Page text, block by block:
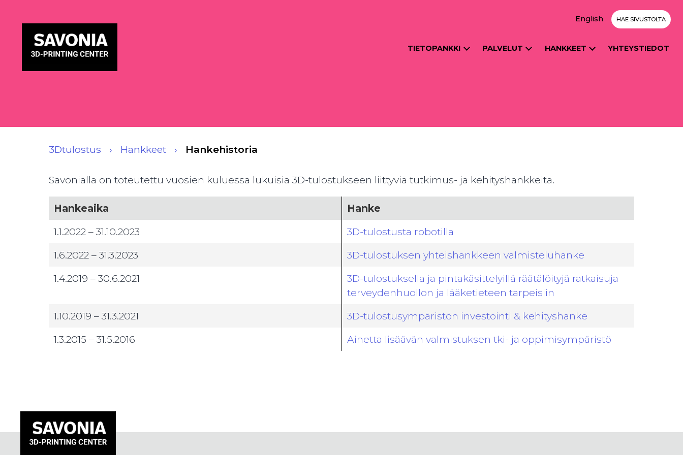
English HAE SIVUSTOLTA
TIETOPANKKI PALVELUT HANKKEET YHTEYSTIEDOT
3Dtulostus Hankkeet Hankehistoria
Savonialla on toteutettu vuosien kuluessa lukuisia 3D-tulostukseen liittyviä tutkimus- ja kehityshankkeita.
Hankeaika
Hanke
1.1.2022 – 31.10.2023
3D-tulostusta robotilla
1.6.2022 – 31.3.2023
3D-tulostuksen yhteishankkeen valmisteluhanke
1.4.2019 – 30.6.2021
3D-tulostuksella ja pintakäsittelyillä räätälöityjä ratkaisuja
terveydenhuollon ja lääketieteen tarpeisiin
1.10.2019 – 31.3.2021
3D-tulostusympäristön investointi & kehityshanke
1.3.2015 – 31.5.2016
Ainetta lisäävän valmistuksen tki- ja oppimisympäristö